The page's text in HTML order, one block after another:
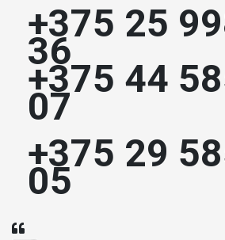
+375 25
36
+375 44
07
+375 29
05